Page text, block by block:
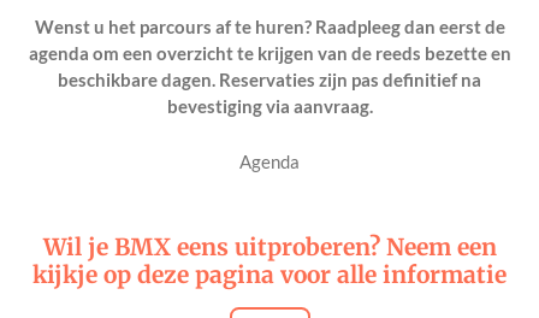
Wenst u het parcours af te huren? Raadpleeg dan eerst de
agenda om een overzicht te krijgen van de reeds bezette en
beschikbare dagen. Reservaties zijn pas definitief na
bevestiging via aanvraag.
Agenda
Wil je BMX eens uitproberen? Neem een
kijkje op deze pagina voor alle informatie